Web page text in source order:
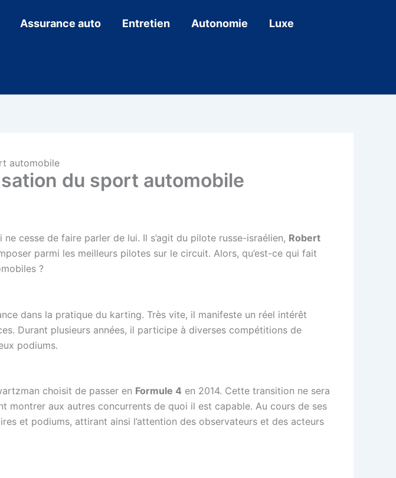
Assurance auto Entretien Autonomie Luxe
automobile
du sport automobile
cesse de faire parler de lui. Il s’agit du pilote russe-israélien, Robert
parmi les meilleurs pilotes sur le circuit. Alors, qu’est-ce qui fait
?
dans la pratique du karting. Très vite, il manifeste un réel intérêt
Durant plusieurs années, il participe à diverses compétitions de
podiums.
choisit de passer en Formule 4 en 2014. Cette transition ne sera
montrer aux autres concurrents de quoi il est capable. Au cours de ses
et podiums, attirant ainsi l’attention des observateurs et des acteurs